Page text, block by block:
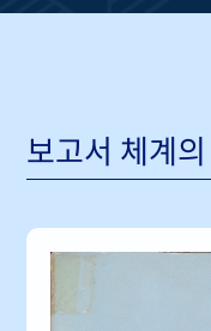
보고서 체계